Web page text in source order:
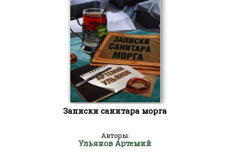
Записки санитара морга
Авторы:
Ульянов Артемий